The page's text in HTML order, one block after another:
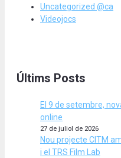
Uncategorized @ca
Videojocs
Últims Posts
El 9 de setembre,
online
27 de juliol de 2026
Nou projecte CITM
i el TRS Film Lab